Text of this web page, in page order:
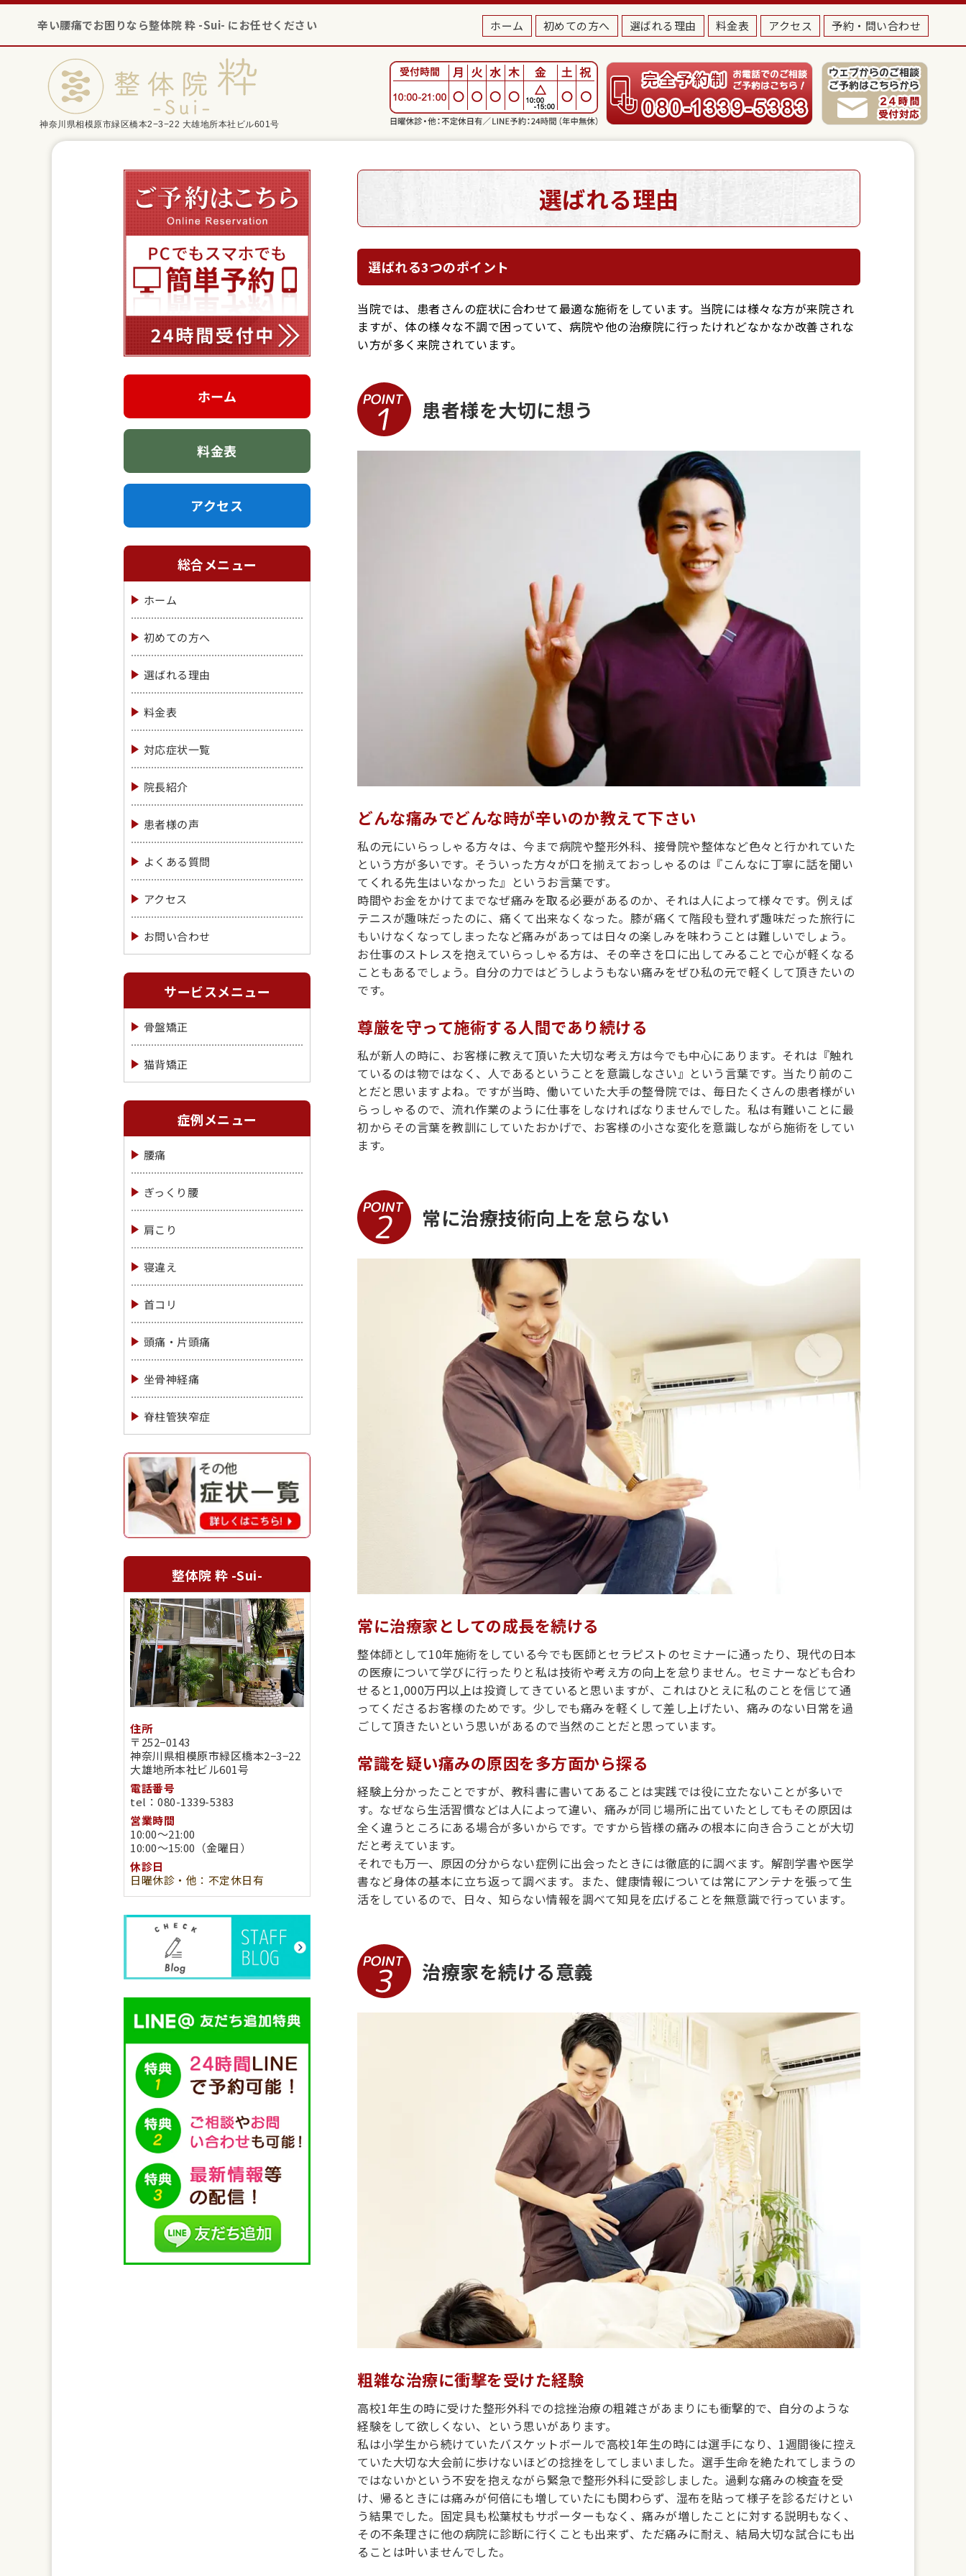
辛い腰痛でお困りなら整体院 粋 -Sui- にお任せください 予約・問い合わせ
アクセス
料金表
選ばれる理由
初めての方へ
ホーム
神奈川県相模原市緑区橋本2−3−22 大雄地所本社ビル601号
選ばれる理由
選ばれる3つのポイント
当院では、患者さんの症状に合わせて最適な施術をしています。当院には様々な方が来院され
ますが、体の様々な不調で困っていて、病院や他の治療院に行ったけれどなかなか改善されな
い方が多く来院されています。
患者様を大切に想う
どんな痛みでどんな時が辛いのか教えて下さい
私の元にいらっしゃる方々は、今まで病院や整形外科、接骨院や整体など色々と行かれていた
という方が多いです。そういった方々が口を揃えておっしゃるのは『こんなに丁寧に話を聞い
てくれる先生はいなかった』というお言葉です。
時間やお金をかけてまでなぜ痛みを取る必要があるのか、それは人によって様々です。例えば
テニスが趣味だったのに、痛くて出来なくなった。膝が痛くて階段も登れず趣味だった旅行に
もいけなくなってしまったなど痛みがあっては日々の楽しみを味わうことは難しいでしょう。
お仕事のストレスを抱えていらっしゃる方は、その辛さを口に出してみることで心が軽くなる
こともあるでしょう。自分の力ではどうしようもない痛みをぜひ私の元で軽くして頂きたいの
です。
尊厳を守って施術する人間であり続ける
私が新人の時に、お客様に教えて頂いた大切な考え方は今でも中心にあります。それは『触れ
ているのは物ではなく、人であるということを意識しなさい』という言葉です。当たり前のこ
とだと思いますよね。ですが当時、働いていた大手の整骨院では、毎日たくさんの患者様がい
らっしゃるので、流れ作業のように仕事をしなければなりませんでした。私は有難いことに最
初からその言葉を教訓にしていたおかげで、お客様の小さな変化を意識しながら施術をしてい
ます。
常に治療技術向上を怠らない
常に治療家としての成長を続ける
整体師として10年施術をしている今でも医師とセラピストのセミナーに通ったり、現代の日本
の医療について学びに行ったりと私は技術や考え方の向上を怠りません。セミナーなども合わ
せると1,000万円以上は投資してきていると思いますが、これはひとえに私のことを信じて通
ってくださるお客様のためです。少しでも痛みを軽くして差し上げたい、痛みのない日常を過
ごして頂きたいという思いがあるので当然のことだと思っています。
常識を疑い痛みの原因を多方面から探る
経験上分かったことですが、教科書に書いてあることは実践では役に立たないことが多いで
す。なぜなら生活習慣などは人によって違い、痛みが同じ場所に出ていたとしてもその原因は
全く違うところにある場合が多いからです。ですから皆様の痛みの根本に向き合うことが大切
だと考えています。
それでも万一、原因の分からない症例に出会ったときには徹底的に調べます。解剖学書や医学
書など身体の基本に立ち返って調べます。また、健康情報については常にアンテナを張って生
活をしているので、日々、知らない情報を調べて知見を広げることを無意識で行っています。
治療家を続ける意義
粗雑な治療に衝撃を受けた経験
高校1年生の時に受けた整形外科での捻挫治療の粗雑さがあまりにも衝撃的で、自分のような
経験をして欲しくない、という思いがあります。
私は小学生から続けていたバスケットボールで高校1年生の時には選手になり、1週間後に控え
ていた大切な大会前に歩けないほどの捻挫をしてしまいました。選手生命を絶たれてしまうの
ではないかという不安を抱えながら緊急で整形外科に受診しました。過剰な痛みの検査を受
け、帰るときには痛みが何倍にも増していたにも関わらず、湿布を貼って様子を診るだけとい
う結果でした。固定具も松葉杖もサポーターもなく、痛みが増したことに対する説明もなく、
その不条理さに他の病院に診断に行くことも出来ず、ただ痛みに耐え、結局大切な試合にも出
ることは叶いませんでした。
ホーム
料金表
アクセス
総合メニュー
ホーム
初めての方へ
選ばれる理由
料金表
対応症状一覧
院長紹介
患者様の声
よくある質問
アクセス
お問い合わせ
サービスメニュー
骨盤矯正
猫背矯正
症例メニュー
腰痛
ぎっくり腰
肩こり
寝違え
首コリ
頭痛・片頭痛
坐骨神経痛
脊柱管狭窄症
整体院 粋 -Sui-
住所
〒252−0143
神奈川県相模原市緑区橋本2−3−22
大雄地所本社ビル601号
電話番号
tel：080-1339-5383
営業時間
10:00～21:00
10:00～15:00（金曜日）
休診日
日曜休診・他：不定休日有